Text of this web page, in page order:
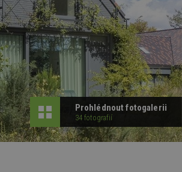
Prohlédnout fotogalerii
34 fotografií